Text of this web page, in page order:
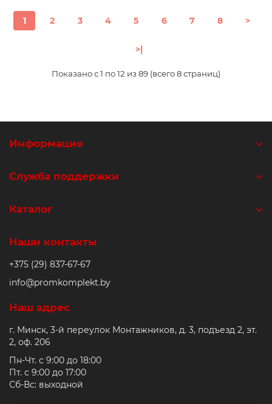
1 2 3 4 5 6 7 8 >
>|
Показано с 1 по 12 из 89 (всего 8 страниц)
Информация
Служба поддержки
Каталог
Наши контакты
+375 (29) 837-67-67
info@promkomplekt.by
Наш адрес
г. Минск, 3-й переулок Монтажников, д. 3, подъезд 2, эт.
2, оф. 206
Пн-Чт. с 9:00 до 18:00
Пт. с 9:00 до 17:00
Сб-Вс: выходной